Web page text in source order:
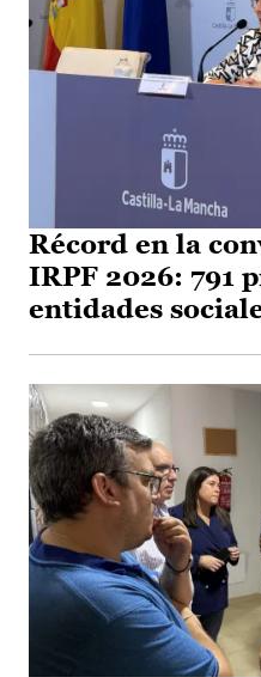
Récord en la
IRPF 2026: 791
entidades